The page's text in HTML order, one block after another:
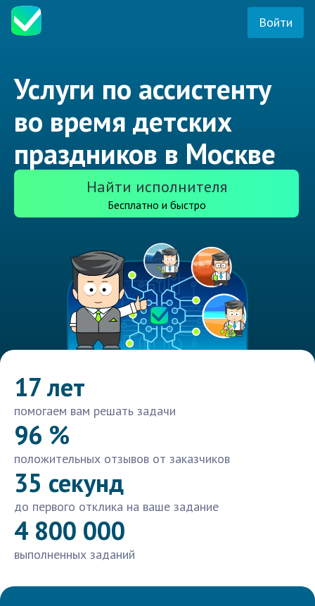
Войти
Услуги по ассистенту
во время детских
праздников в Москве
Найти исполнителя
Бесплатно и быстро
17 лет
помогаем вам решать задачи
96 %
положительных отзывов от заказчиков
35 секунд
до первого отклика на ваше задание
4 800 000
выполненных заданий